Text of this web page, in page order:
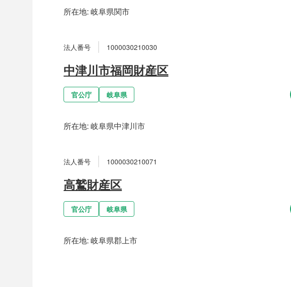
所在地:岐阜県関市
法人番号 1000030210030
中津川市福岡財産区
官公庁 岐阜県
所在地:岐阜県中津川市
法人番号 1000030210071
高鷲財産区
官公庁 岐阜県
所在地:岐阜県郡上市